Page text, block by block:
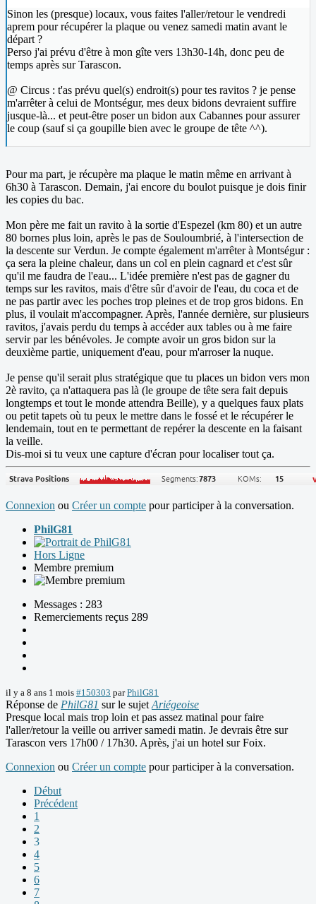
Sinon les (presque) locaux, vous faites l'aller/retour le vendredi
aprem pour récupérer la plaque ou venez samedi matin avant le
départ ?
Perso j'ai prévu d'être à mon gîte vers 13h30-14h, donc peu de
temps après sur Tarascon.
@ Circus : t'as prévu quel(s) endroit(s) pour tes ravitos ? je pense
m'arrêter à celui de Montségur, mes deux bidons devraient suffire
jusque-là... et peut-être poser un bidon aux Cabannes pour assurer
le coup (sauf si ça goupille bien avec le groupe de tête ^^).
Pour ma part, je récupère ma plaque le matin même en arrivant à
6h30 à Tarascon. Demain, j'ai encore du boulot puisque je dois finir
les copies du bac.
Mon père me fait un ravito à la sortie d'Espezel (km 80) et un autre
80 bornes plus loin, après le pas de Souloumbrié, à l'intersection de
la descente sur Verdun. Je compte également m'arrêter à Montségur :
ça sera la pleine chaleur, dans un col en plein cagnard et c'est sûr
qu'il me faudra de l'eau... L'idée première n'est pas de gagner du
temps sur les ravitos, mais d'être sûr d'avoir de l'eau, du coca et de
ne pas partir avec les poches trop pleines et de trop gros bidons. En
plus, il voulait m'accompagner. Après, l'année dernière, sur plusieurs
ravitos, j'avais perdu du temps à accéder aux tables ou à me faire
servir par les bénévoles. Je compte avoir un gros bidon sur la
deuxième partie, uniquement d'eau, pour m'arroser la nuque.
Je pense qu'il serait plus stratégique que tu places un bidon vers mon
2è ravito, ça n'attaquera pas là (le groupe de tête sera fait depuis
longtemps et tout le monde attendra Beille), y a quelques faux plats
ou petit tapets où tu peux le mettre dans le fossé et le récupérer le
lendemain, tout en te permettant de repérer la descente en la faisant
la veille.
Dis-moi si tu veux une capture d'écran pour localiser tout ça.
Connexion ou Créer un compte pour participer à la conversation.
PhilG81
Hors Ligne
Membre premium
Messages : 283
Remerciements reçus 289
il y a 8 ans 1 mois #150303 parPhilG81
Réponse de PhilG81 sur le sujet Ariégeoise
Presque local mais trop loin et pas assez matinal pour faire
l'aller/retour la veille ou arriver samedi matin. Je devrais être sur
Tarascon vers 17h00 / 17h30. Après, j'ai un hotel sur Foix.
Connexion ou Créer un compte pour participer à la conversation.
Début
Précédent
1
2
3
4
5
6
7